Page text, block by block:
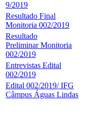
9/2019
Resultado Final
Monitoria 002/2019
Resultado
Preliminar Monitoria
002/2019
Entrevistas Edital
002/2019
Edital 002/2019/ IFG
Câmpus Águas Lindas